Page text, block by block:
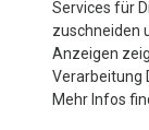
Services für
zuschneiden
Anzeigen
Verarbeitung
Mehr Infos